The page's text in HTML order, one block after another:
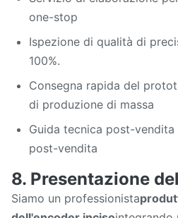
one-stop
Ispezione di qualità di
100%.
Consegna rapida del
di produzione di massa
Guida tecnica post-
post-vendita
8. Presentazione
Siamo un professionista